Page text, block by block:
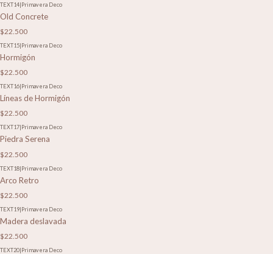
TEXT14|Primavera Deco
Old Concrete
$22.500
TEXT15|Primavera Deco
Hormigón
$22.500
TEXT16|Primavera Deco
Líneas de Hormigón
$22.500
TEXT17 Primavera Deco
Piedra Serena
$22.500
TEXT18|Primavera Deco
Arco Retro
$22.500
TEXT19|Primavera Deco
Madera deslavada
$22.500
TEXT20|Primavera Deco